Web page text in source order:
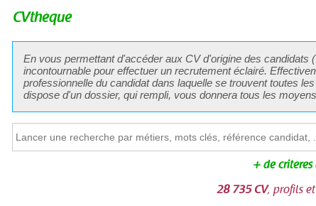
CVthèque
En vous permettant d'accéder aux CV d'origine des candidats
incontournable pour effectuer un recrutementéclairé.
professionnelle du candidat dans laquelle se trouvent toutes
dispose d'un dossier, qui rempli, vous donnera tous les
+ de critères
28 735 CV, profils